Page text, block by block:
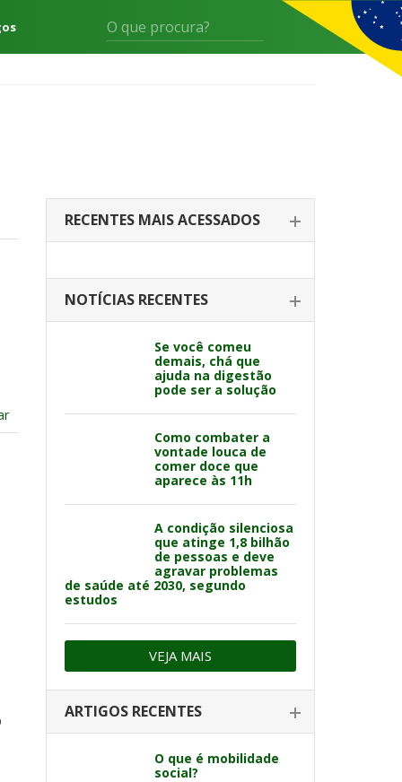
RECENTES MAIS ACESSADOS
NOTÍCIAS RECENTES
Se você comeu
demais, chá que
ajuda na digestão
pode ser a solução
Como combater a
vontade louca de
comer doce que
aparece às 11h
A condição silenciosa
que atinge 1,8 bilhão
de pessoas e deve
agravar problemas
de saúde até 2030, segundo
estudos
VEJA MAIS
ARTIGOS RECENTES
O que é mobilidade
social?